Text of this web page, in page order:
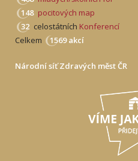
148 pocitových map
32 celostátních Konferencí
Celkem
1569 akcí
Národní síť Zdravých měst ČR